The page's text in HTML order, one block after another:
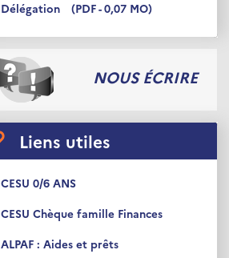
Délégation (PDF - 0,07 MO)
NOUS ÉCRIRE
Liens utiles
CESU 0/6 ANS
CESU Chèque famille Finances
ALPAF : Aides et prêts